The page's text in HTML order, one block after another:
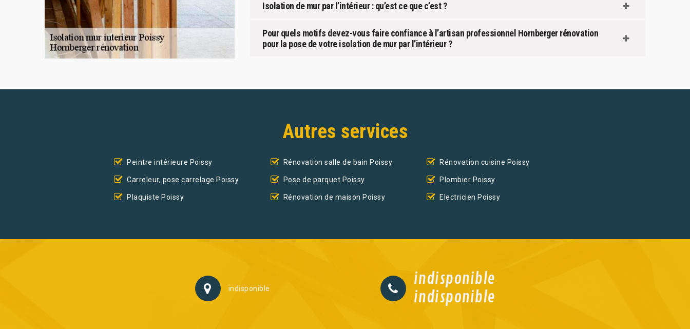
Isolation de mur par l’intérieur : qu’est ce que c’est ?
Pour quels motifs devez-vous faire confiance à l’artisan professionnel Hornberger rénovation
pour la pose de votre isolation de mur par l’intérieur ?
Autres services
Peintre intérieure Poissy
Carreleur, pose carrelage Poissy
Plaquiste Poissy
Rénovation salle de bain Poissy
Pose de parquet Poissy
Rénovation de maison Poissy
Rénovation cuisine Poissy
Plombier Poissy
Electricien Poissy
indisponible
indisponible
indisponible